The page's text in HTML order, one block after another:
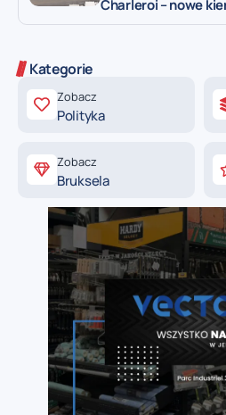
Charleroi – nowe
Kategorie
Zobacz
Polityka
Zobacz
Bruksela